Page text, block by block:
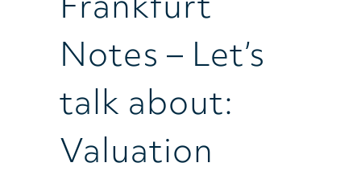
Notes – Let’s
talk about:
Valuation